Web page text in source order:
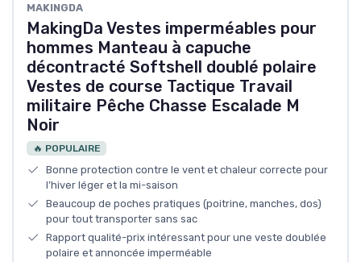
MAKINGDA
MakingDa Vestes imperméables pour
hommes Manteau à capuche
décontracté Softshell doublé polaire
Vestes de course Tactique Travail
militaire Pêche Chasse Escalade M
Noir
🔥 POPULAIRE
Bonne protection contre le vent et chaleur correcte pour
l’hiver léger et la mi-saison
Beaucoup de poches pratiques (poitrine, manches, dos)
pour tout transporter sans sac
Rapport qualité-prix intéressant pour une veste doublée
polaire et annoncée imperméable